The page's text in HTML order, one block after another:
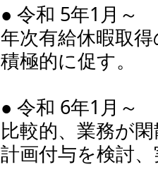
● 令和 5年1月～
年次有給休暇取
積極的に促す。
● 令和 6年1月～
比較的、業務が
計画付与を検討